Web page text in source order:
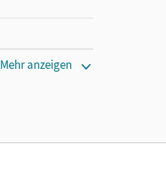
Mehr anzeigen